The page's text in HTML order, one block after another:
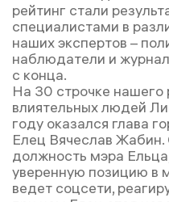
рейтинг стали
специалистами в
наших экспертов –
наблюдатели и
с конца.
На 30 строчке
влиятельных людей
году оказался глава
Елец Вячеслав Жабин.
должность мэра
уверенную позицию в
ведет соцсети,